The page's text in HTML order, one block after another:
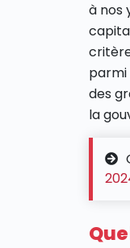
à nos
parmi
des
la